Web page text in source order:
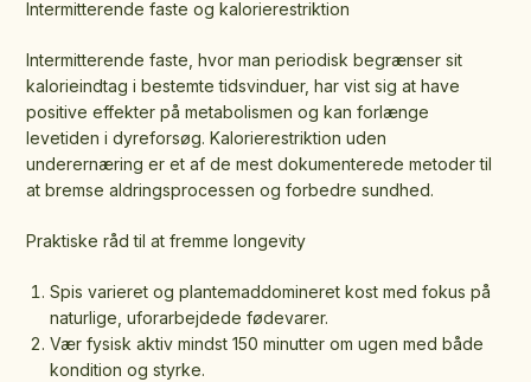
Intermitterende faste og kalorierestriktion
Intermitterende faste, hvor man periodisk begrænser sit
kalorieindtag i bestemte tidsvinduer, har vist sig at have
positive effekter på metabolismen og kan forlænge
levetiden i dyreforsøg. Kalorierestriktion uden
underernæring er et af de mest dokumenterede metoder til
at bremse aldringsprocessen og forbedre sundhed.
Praktiske råd til at fremme longevity
Spis varieret og plantemaddomineret kost med fokus på
naturlige, uforarbejdede fødevarer.
Vær fysisk aktiv mindst 150 minutter om ugen med både
kondition og styrke.